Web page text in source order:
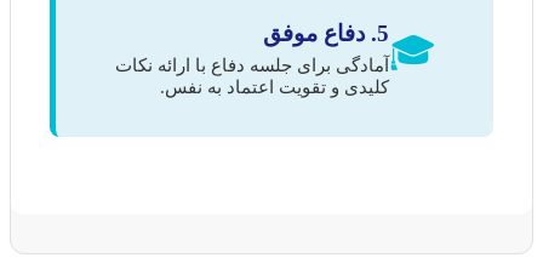
🎓5. دفاع موفق
آمادگی برای جلسه دفاع با ارائه نکات
کلیدی و تقویت اعتماد به نفس.